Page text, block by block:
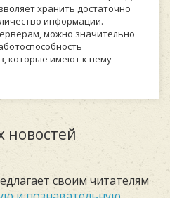
хранить достаточно
информации.
можно значительно
которые имеют к нему
новостей
своим читателям